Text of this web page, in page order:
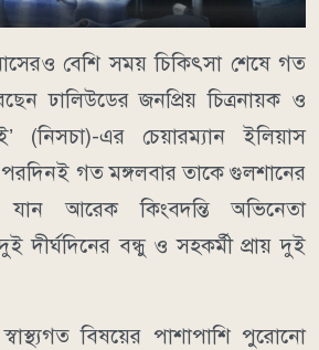
বেশি সময় চিকিৎসা শেষে গত
ঢালিউডের জনপ্রিয় চিত্রনায়ক ও
(নিসচা)-এর চেয়ারম্যান ইলিয়াস
পরদিনই গত মঙ্গলবার তাকে গুলশানের
আরেক কিংবদন্তি অভিনেতা
দীর্ঘদিনের বন্ধু ও সহকর্মী প্রায় দুই
বিষয়ের পাশাপাশি পুরোনো